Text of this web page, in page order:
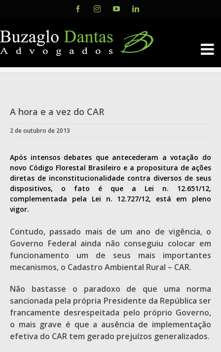
content
FacebookInstagramYouTubeLinkedIn
A hora e a vez do CAR
2 de outubro de 2013
Após intensos debates que antecederam a votação do
novo Código Florestal Brasileiro e a propositura de ações
diretas de inconstitucionalidade contra diversos de seus
dispositivos, o fato é que a Lei n. 12.651/12,
complementada pela Lei n. 12.727/12, está em pleno
vigor.
Contudo, passado mais de um ano de vigência, o
Governo Federal ainda não conseguiu colocar em
funcionamento um de seus mais importantes
mecanismos, o Cadastro Ambiental Rural – CAR.
Não bastasse o paradoxo de que uma norma
sancionada pela própria Presidente da República ser
francamente desrespeitada pelo próprio Governo,
o mais grave é que a ausência de implementação
efetiva do CAR tem gerado prejuízos generalizados.